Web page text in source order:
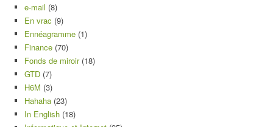
e-mail (8)
En vrac (9)
Ennéagramme (1)
Finance (70)
Fonds de miroir(18)
GTD (7)
H6M (3)
Hahaha (23)
In English (18)